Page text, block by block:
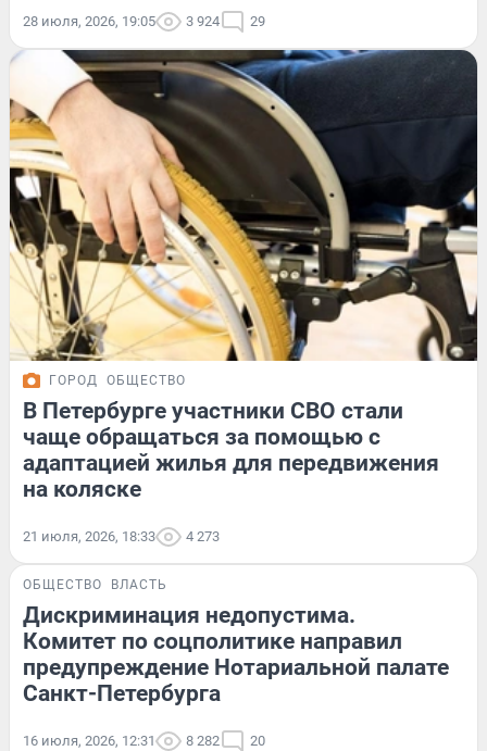
28 июля, 2026, 19:05 3 924 29
ГОРОД ОБЩЕСТВО
В Петербурге участники СВО стали
чаще обращаться за помощью с
адаптацией жилья для передвижения
на коляске
21 июля, 2026, 18:33 4 273
ОБЩЕСТВО ВЛАСТЬ
Дискриминация недопустима.
Комитет по соцполитике направил
предупреждение Нотариальной палате
Санкт-Петербурга
16 июля, 2026, 12:31 8 282 20